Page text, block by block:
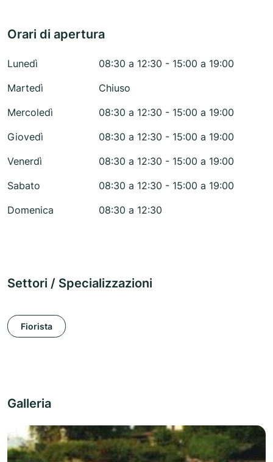
Orari di apertura
Lunedì
08:30 a 12:30 - 15:00 a 19:00
Martedì
Chiuso
Mercoledì
08:30 a 12:30 - 15:00 a 19:00
Giovedì
08:30 a 12:30 - 15:00 a 19:00
Venerdì
08:30 a 12:30 - 15:00 a 19:00
Sabato
08:30 a 12:30 - 15:00 a 19:00
Domenica
08:30 a 12:30
Settori / Specializzazioni
Fiorista
Galleria